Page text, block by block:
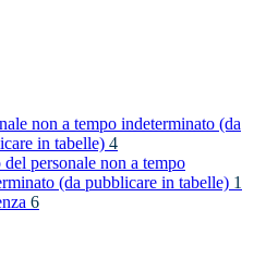
non a tempo indeterminato (da
in tabelle) 4
del personale non a tempo
(da pubblicare in tabelle) 1
6